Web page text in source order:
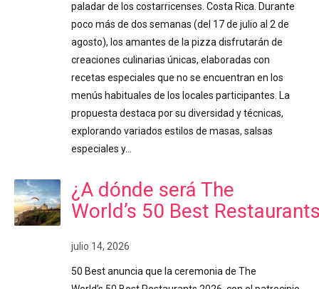
paladar de los costarricenses. Costa Rica. Durante
poco más de dos semanas (del 17 de julio al 2 de
agosto), los amantes de la pizza disfrutarán de
creaciones culinarias únicas, elaboradas con
recetas especiales que no se encuentran en los
menús habituales de los locales participantes. La
propuesta destaca por su diversidad y técnicas,
explorando variados estilos de masas, salsas
especiales y…
¿A dónde será The
World’s 50 Best
julio 14, 2026
50 Best anuncia que la ceremonia de The